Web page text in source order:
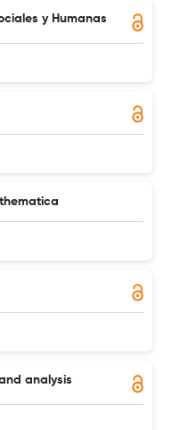
y Humanas
analysis